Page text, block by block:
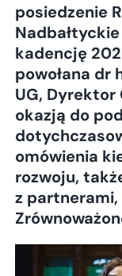
posiedzenie
kadencję
powołana dr
UG, Dyrektor
okazją do
omówienia
rozwoju,
z